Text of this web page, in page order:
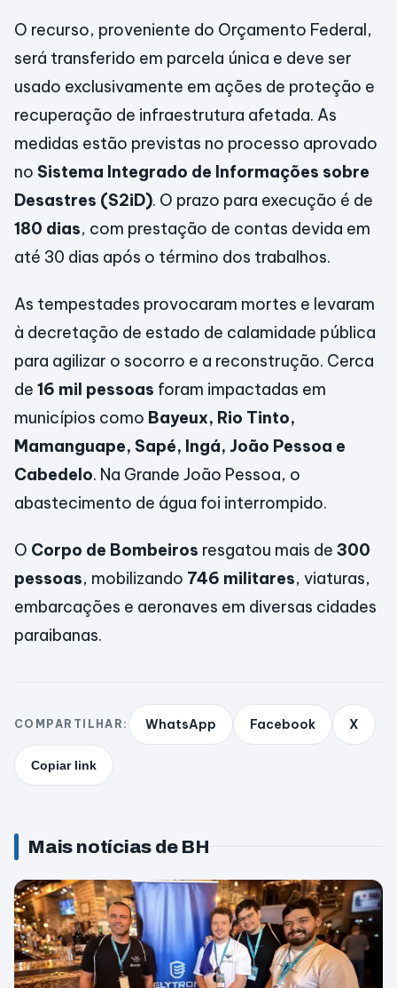
O recurso, proveniente do Orçamento Federal,
será transferido em parcela única e deve ser
usado exclusivamente em ações de proteção e
recuperação de infraestrutura afetada. As
medidas estão previstas no processo aprovado
no Sistema Integrado de Informações sobre
Desastres (S2iD). O prazo para execução é de
180 dias, com prestação de contas devida em
até 30 dias após o término dos trabalhos.
As tempestades provocaram mortes e levaram
à decretação de estado de calamidade pública
para agilizar o socorro e a reconstrução. Cerca
de 16 mil pessoas foram impactadas em
municípios como Bayeux, Rio Tinto,
Mamanguape, Sapé, Ingá, João Pessoa e
Cabedelo. Na Grande João Pessoa, o
abastecimento de água foi interrompido.
O Corpo de Bombeiros resgatou mais de 300
pessoas, mobilizando 746 militares, viaturas,
embarcações e aeronaves em diversas cidades
paraibanas.
COMPARTILHAR: WhatsApp Facebook X
Copiar link
Mais notícias de BH